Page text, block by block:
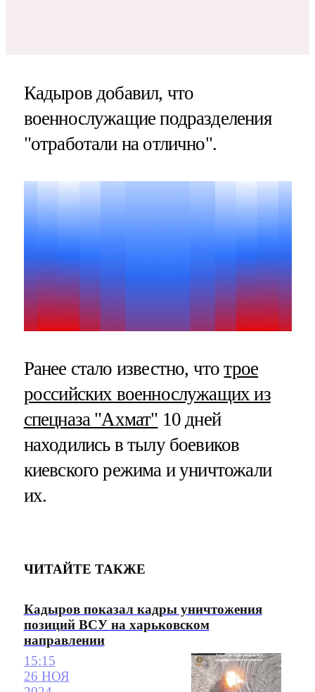
Кадыров добавил, что
военнослужащие подразделения
"отработали на отлично".
Ранее стало известно, чтотрое
российских военнослужащих из
спецназа "Ахмат" 10 дней
находились в тылу боевиков
киевского режима и уничтожали
их.
ЧИТАЙТЕ ТАКЖЕ
Кадыров показал кадры уничтожения
позиций ВСУ на харьковском
направлении
15:15
26 НОЯ